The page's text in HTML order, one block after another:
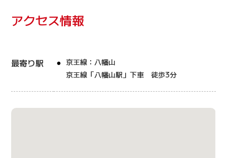
アクセス情報
最寄り駅
京王線：八幡山
京王線「八幡山駅」下車 徒歩3分